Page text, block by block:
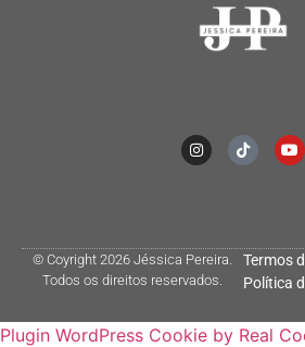
© Coyright 2026 Jéssica Pereira.
Todos os direitos reservados.
Termos
Política
Plugin WordPress Cookie by Real